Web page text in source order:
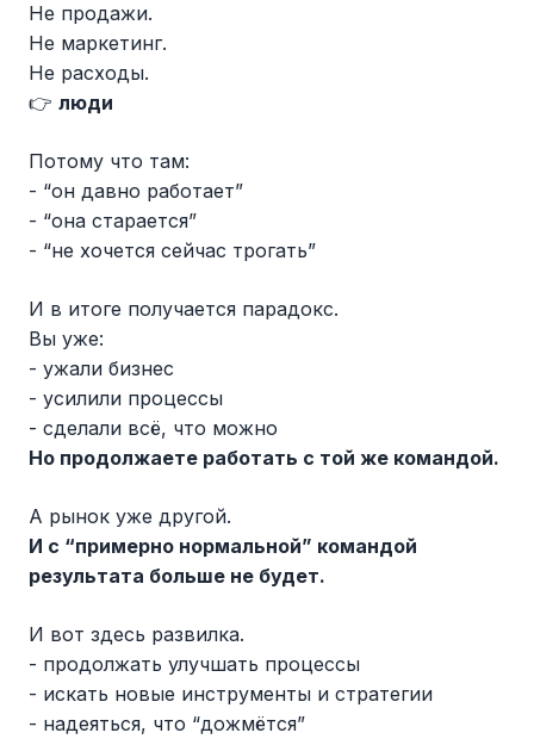
Не продажи.
Не маркетинг.
Не расходы.
👉 люди
Потому что там:
- “он давно работает”
- “она старается”
- “не хочется сейчас трогать”
И в итоге получается парадокс.
Вы уже:
- ужали бизнес
- усилили процессы
- сделали всё, что можно
Но продолжаете работать с той же командой.
А рынок уже другой.
И с “примерно нормальной” командой
результата больше не будет.
И вот здесь развилка.
- продолжать улучшать процессы
- искать новые инструменты и стратегии
- надеяться, что “дожмётся”